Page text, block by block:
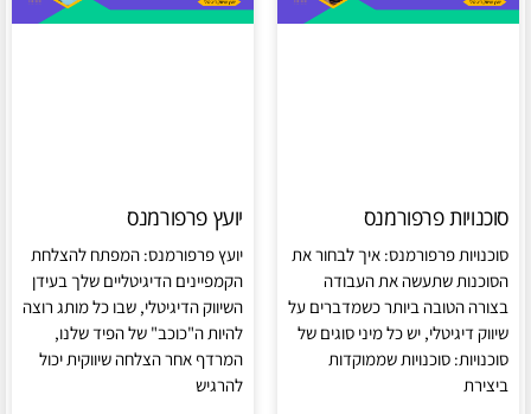
סוכנויות פרפורמנס
סוכנויות פרפורמנס: איך לבחור את
הסוכנות שתעשה את העבודה
בצורה הטובה ביותר כשמדברים על
שיווק דיגיטלי, יש כל מיני סוגים של
סוכנויות: סוכנויות שממוקדות
ביצירת
יועץ פרפורמנס
יועץ פרפורמנס: המפתח להצלחת
הקמפיינים הדיגיטליים שלך בעידן
השיווק הדיגיטלי, שבו כל מותג רוצה
להיות ה"כוכב" של הפיד שלנו,
המרדף אחר הצלחה שיווקית יכול
להרגיש